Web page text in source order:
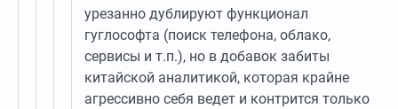
урезанно дублируют функционал
гуглософта (поиск телефона, облако,
сервисы и т.п.), но в добавок забиты
китайской аналитикой, которая крайне
агрессивно себя ведет и контрится только